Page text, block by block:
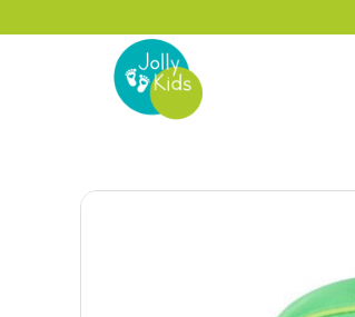
Bis zu 20% auf